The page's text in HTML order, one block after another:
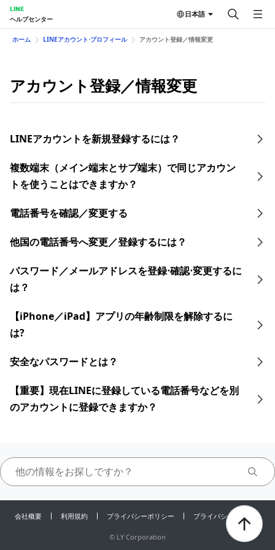
LINE
ヘルプセンター
日本語
ホーム LINEアカウント⋅プロフィール アカウント登録／情報変更
アカウント登録／情報変更
LINEアカウントを新規登録するには？
複数端末（メイン端末とサブ端末）で同じアカウン
トを使うことはできますか？
電話番号を確認／変更する
他国の電話番号へ変更／登録するには？
​パスワード／​メールアドレスを登録⋅確認⋅変更す るに
は？
【iPhone／iPad】アプリの年齢制限を解除するに
は?
安全なパスワードとは？
【重要】現在LINEに登録している電話番号などを別
のアカウントに登録できますか？
会社概要 利用規約 プライバシーポリシー プライバシーセンター
© LY Corporation